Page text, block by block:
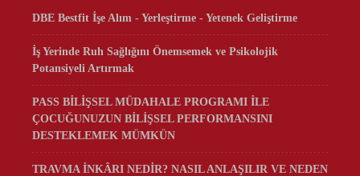
DBE Bestfit İşe Alım - Yerleştirme - Yetenek Geliştirme
İş Yerinde Ruh Sağlığını Önemsemek ve Psikolojik
Potansiyeli Artırmak
PASS BİLİŞSEL MÜDAHALE PROGRAMI İLE
ÇOCUĞUNUZUN BİLİŞSEL PERFORMANSINI
DESTEKLEMEK MÜMKÜN
TRAVMA İNKÂRI NEDİR? NASIL ANLAŞILIR VE NEDEN